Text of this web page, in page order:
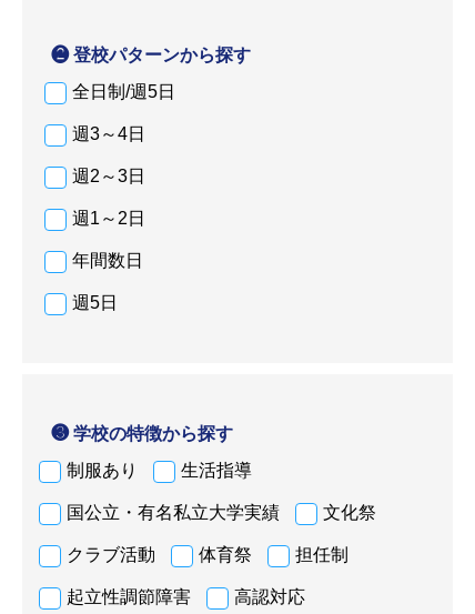
❷ 登校パターンから探す
全日制/週5日
週3～4日
週2～3日
週1～2日
年間数日
週5日
❸ 学校の特徴から探す
制服あり
生活指導
国公立・有名私立大学実績 文化祭
クラブ活動 体育祭 担任制
起立性調節障害 高認対応